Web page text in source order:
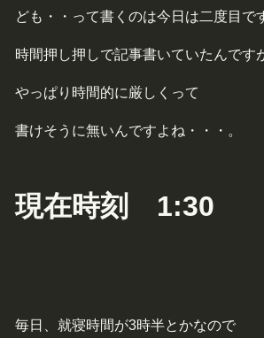
ども・・って書くのは今日は二度目で
時間押し押しで記事書いていたんです
やっぱり時間的に厳しくって
書けそうに無いんですよね・・・。
現在時刻 1:30
毎日、就寝時間が3時半とかなので